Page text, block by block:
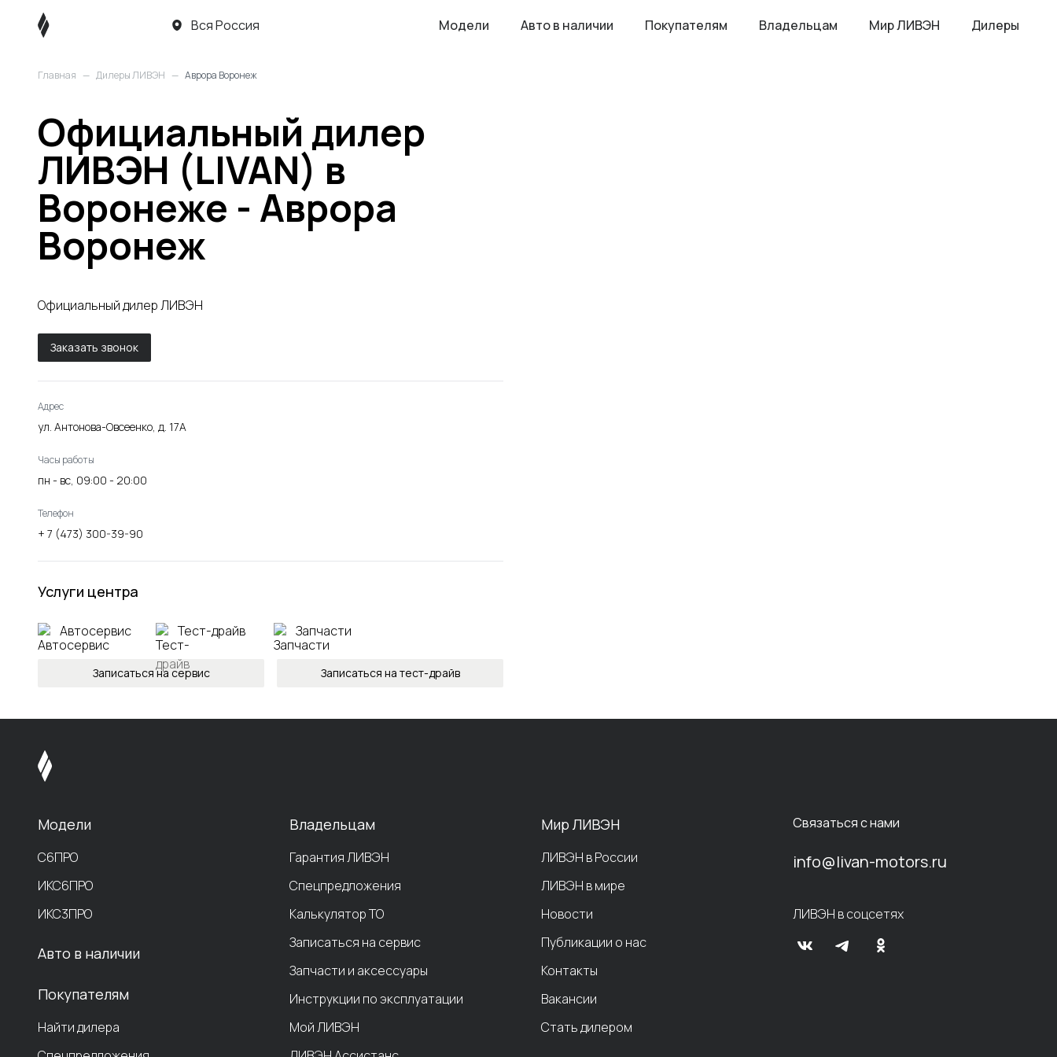
Вся Россия Модели Авто в наличии Покупателям Владельцам Мир ЛИВЭН Дилеры
Главная — Дилеры ЛИВЭН — Аврора Воронеж
Официальный дилер
ЛИВЭН (LIVAN) в
Воронеже - Аврора
Воронеж
Официальный дилер ЛИВЭН
Заказать звонок
Адрес
ул. Антонова-Овсеенко, д. 17А
Часы работы
пн - вс, 09:00 - 20:00
Телефон
+ 7 (473) 300-39-90
Услуги центра
Автосервис Тест-драйв Запчасти
Записаться на сервис Записаться на тест-драйв
Модели
С6ПРО
ИКС6ПРО
ИКС3ПРО
Авто в наличии
Покупателям
Найти дилера
Владельцам
Гарантия ЛИВЭН
Спецпредложения
Калькулятор ТО
Записаться на сервис
Запчасти и аксессуары
Инструкции по эксплуатации
Мой ЛИВЭН
Мир ЛИВЭН
ЛИВЭН в России
ЛИВЭН в мире
Новости
Публикации о нас
Контакты
Вакансии
Стать дилером
Связаться с нами
info@livan-motors.ru
ЛИВЭН в соцсетях